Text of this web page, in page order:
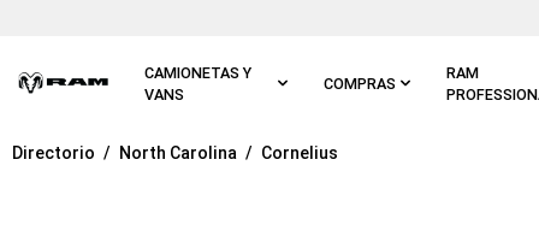
CAMIONETAS Y
VANS
COMPRAS
RAM
Ir a
Directorio North Carolina Cornelius